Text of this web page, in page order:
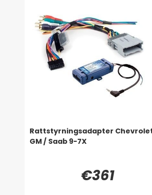
Rattstyrningsadapter
GM / Saab 9-7X
€361